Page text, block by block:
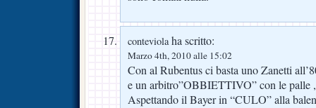
conteviolaha scritto:
Marzo 4th, 2010 alle 15:02
Con al Rubentus ci basta uno Zanetti
e un arbitro”OBBIETTIVO” con le palle
Aspettando il Bayer in “CULO” alla